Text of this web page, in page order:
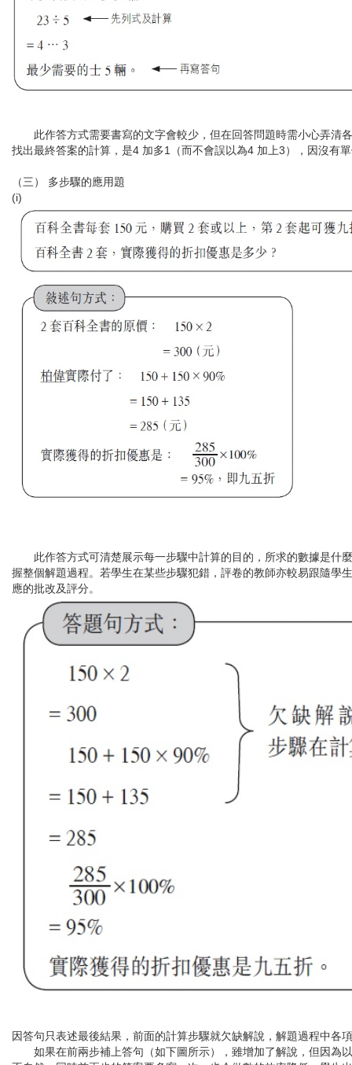
此作答方式需要書寫的文字會較少，但在回答問題時需小心弄清
找出最終答案的計算，是4 加多1（而不會誤以為4 加上3），因沒有
（三） 多步驟的應用題
(i)
此作答方式可清楚展示每一步驟中計算的目的，所求的數據是什
握整個解題過程。若學生在某些步驟犯錯，評卷的教師亦較易跟隨學
應的批改及評分。
因答句只表述最後結果，前面的計算步驟就欠缺解說，解題過程中各
如果在前兩步補上答句（如下圖所示），雖增加了解說，但因為以